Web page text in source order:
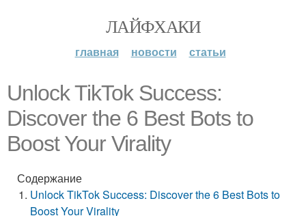
ЛАЙФХАКИ
главная новости статьи
Unlock TikTok Success:
Discover the 6 Best Bots to
Boost Your Virality
Содержание
Unlock TikTok Success: Discover the 6 Best Bots to
Boost Your Virality